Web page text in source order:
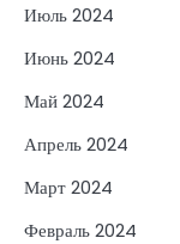
Июль 2024
Июнь 2024
Май 2024
Апрель 2024
Март 2024
Февраль 2024